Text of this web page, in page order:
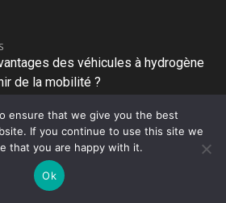
des véhicules à hydrogène
de la mobilité ?
préoccupations
la quête d’une mobilité plus
à hydrogène entrent…
ensure that we give you the best
If you continue to use this site we
that you are happy with it.
Ok